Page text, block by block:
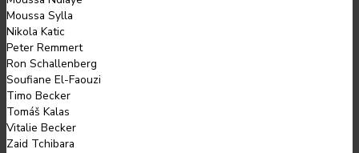
Moussa Sylla
Nikola Katic
Peter Remmert
Ron Schallenberg
Soufiane El-Faouzi
Timo Becker
Tomáš Kalas
Vitalie Becker
Zaid Tchibara